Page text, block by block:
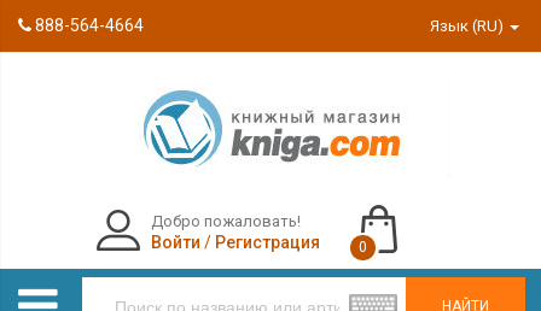
888-564-4664 Язык (RU)
НАЙТИ
Добро пожаловать!
Войти / Регистрация 0